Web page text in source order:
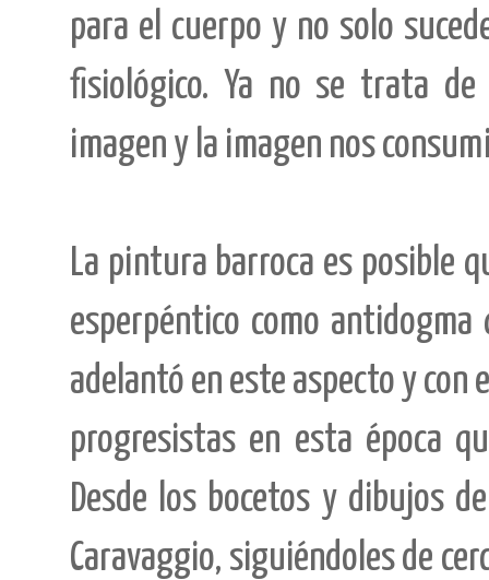
para el cuerpo y no solo
fisiológico. Ya no se trata de
imagen y la imagen nos
La pintura barroca es posible
esperpéntico como
adelantó en este aspecto y
progresistas en esta época
Desde los bocetos y dibujos
Caravaggio, siguiéndoles de